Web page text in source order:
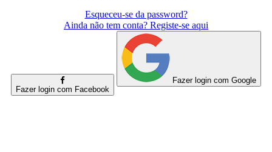
Esqueceu-se da password?
Ainda não tem conta? Registe-se aqui
Fazer login com Facebook
Fazer login com Google